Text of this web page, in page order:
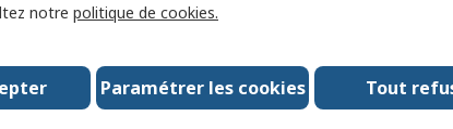
Blackrock Unisex Black Steel
Safety Shoes, UK 13, EU 48
Quantité
notre politique de cookies.
Paramétrer les cookies Tout